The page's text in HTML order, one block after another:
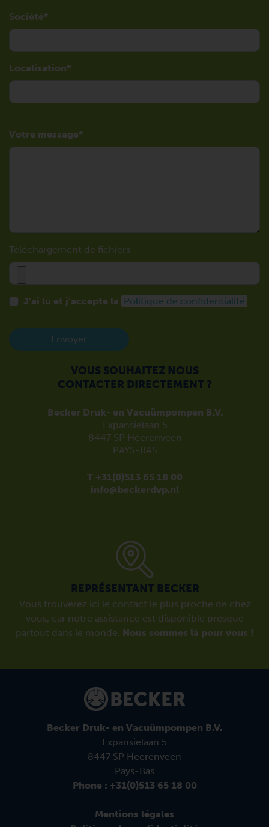
Société
Localisation
Votre message
Téléchargement de fichiers
J’ai lu et j’accepte la Politique de confidentialité
Envoyer
VOUS SOUHAITEZ NOUS
CONTACTER DIRECTEMENT ?
Becker Druk- en Vacuümpompen B.V.
Expansielaan 5
8447 SP Heerenveen
PAYS-BAS
T +31(0)513 65 18 00
info@beckerdvp.nl
REPRÉSENTANT BECKER
Vous trouverez ici le contact le plus proche de chez
vous, car notre assistance est disponible presque
partout dans le monde. Nous sommes là pour vous !
Becker Druk- en Vacuümpompen B.V.
Expansielaan 5
8447 SP Heerenveen
Pays-Bas
Phone : +31(0)513 65 18 00
Mentions légales